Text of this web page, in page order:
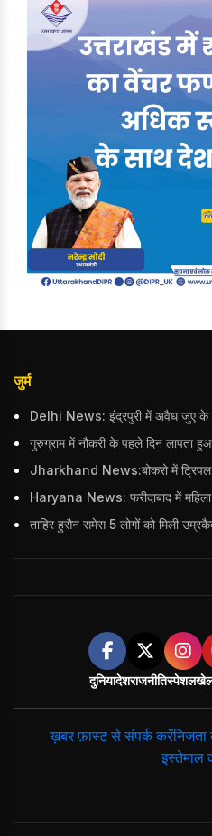
जुर्म
दुनियादेशराजनीतिस्पेशल
ख़बर फ़ास्ट से संपर्क करेंनिजता
इस्तेमाल